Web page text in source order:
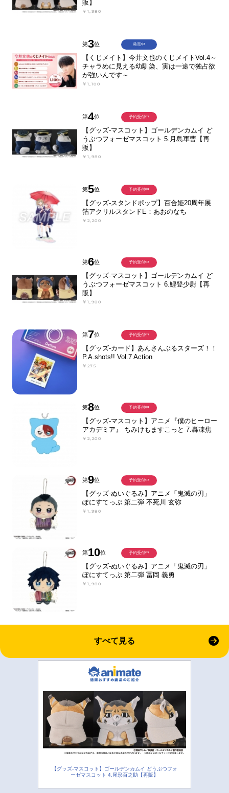
販】
￥1,980
第3位
【くじメイト】今井文也のくじメイトVol.4～
チャラめに見える幼馴染、実は一途で独占欲
が強いんです～
￥1,100
発売中
第4位
【グッズ-マスコット】ゴールデンカムイ ど
うぶつフォーゼマスコット 5.月島軍曹【再
販】
￥1,980
予約受付中
第5位
【グッズ-スタンドポップ】百合姫20周年展
箔アクリルスタンドE：あおのなち
￥2,200
予約受付中
第6位
【グッズ-マスコット】ゴールデンカムイ ど
うぶつフォーゼマスコット 6.鯉登少尉【再
販】
￥1,980
予約受付中
第7位
【グッズ-カード】あんさんぶるスターズ！！
P.A.shots!! Vol.7 Action
￥275
予約受付中
第8位
【グッズ-マスコット】アニメ『僕のヒーロー
アカデミア』 ちみけもますこっと 7.轟凍焦
￥2,200
予約受付中
第9位
【グッズ-ぬいぐるみ】アニメ「鬼滅の刃」
ぽにすてっぷ 第二弾 不死川 玄弥
￥1,980
予約受付中
第10位
【グッズ-ぬいぐるみ】アニメ「鬼滅の刃」
ぽにすてっぷ 第二弾 冨岡 義勇
￥1,980
予約受付中
すべて見る
【グッズ-マスコット】ゴールデンカムイ どうぶつフォ
ーゼマスコット 4.尾形百之助【再販】